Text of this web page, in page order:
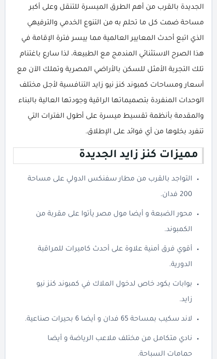
الجديدة بالقرب من أهم الطرق الميسرة للتنقل وعلى أكبر
مساحة ضمت كل ما تحلم به من التنوع الخدمي والترفيهي
الذي اتبع أحدث المعايير العالمية مما ييسر فترة الإقامة في
هذا الصرح الاستثنائي المندمج مع الطبيعة، لذا سارع باغتنام
تلك التجربة الأمثل للسكن بالأراضي المصرية وتملك الآن مع
أسعار ومساحات كمبوند كنز نيو زايد التنافسية لأجل مختلف
الوحدات المنفردة بتصميماتها الراقية وجودتها العالية بالبناء
والمقدمة بأنظمة تقسيط ميسرة على أطول الفترات التي
تنفرد بخلوها من أي فوائد على الإطلاق.
مميزات كنز زايد الجديدة
التواجد بالقرب من مطار سفنكس الدولي على مساحة
200 فدان.
محور الضبعة و أيضا مول مصر يأتوا على مقربة من
الكمبوند.
أقوي فرق أمنية علاوة على أحدث كاميرات للمراقبة
الدورية.
بوابات بكود خاص لدخول الملاك في كمبوند كنز نيو
زايد.
لاند سكيب بمساحة 65 فدان و أيضا 6 بحيرات صناعية.
نادي متكامل من مختلف ملاعب الرياضة و أيضا
حمامات السباحة.